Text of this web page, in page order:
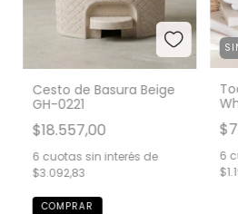
Cesto de Basura Beige
GH-0221
$18.557,00
6 cuotas sin interés de
$3.092,83
6